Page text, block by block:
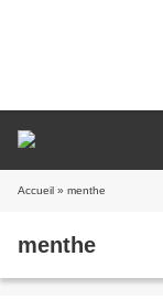
Accueil » menthe
menthe